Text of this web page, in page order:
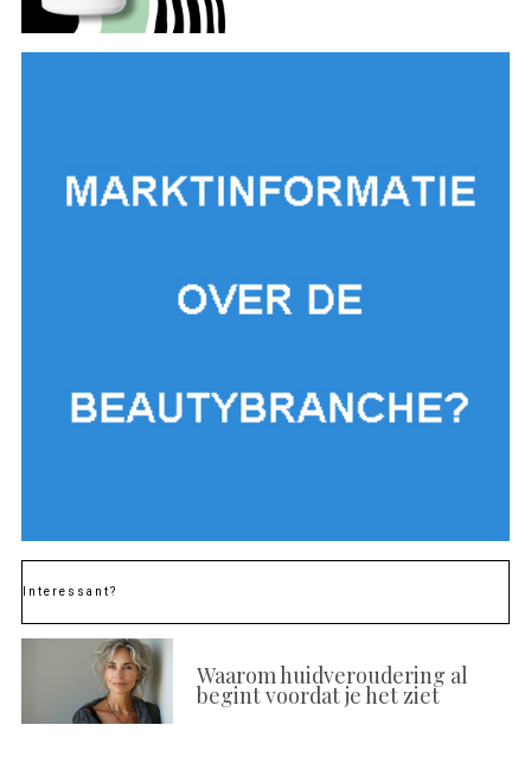
Interessant?
Waarom huidveroudering al
begint voordat je het ziet